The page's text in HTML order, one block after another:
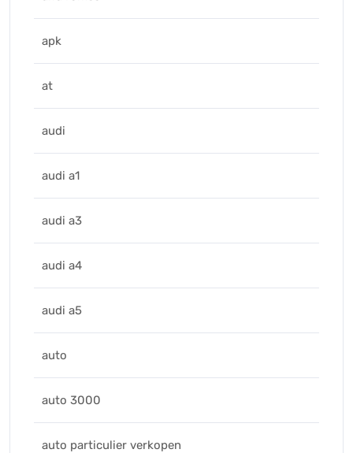
apk
at
audi
audi a1
audi a3
audi a4
audi a5
auto
auto 3000
auto particulier verkopen